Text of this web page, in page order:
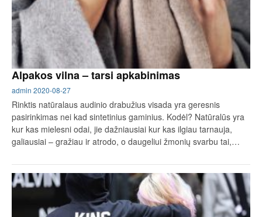
Alpakos vilna – tarsi apkabinimas
admin 2020-08-27
Rinktis natūralaus audinio drabužius visada yra geresnis
pasirinkimas nei kad sintetinius gaminius. Kodėl? Natūralūs yra
kur kas mielesni odai, jie dažniausiai kur kas ilgiau tarnauja,
galiausiai – gražiau ir atrodo, o daugeliui žmonių svarbu tai,…